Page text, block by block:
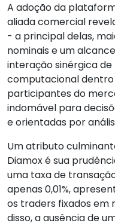
A adoção da
aliada comercial
- a principal delas,
nominais e um
interação sinérgica
computacional
participantes do
indomável para
e orientadas por
Um atributo
Diamox é sua
uma taxa de
apenas 0,01%,
os traders fixados em
disso, a ausência de